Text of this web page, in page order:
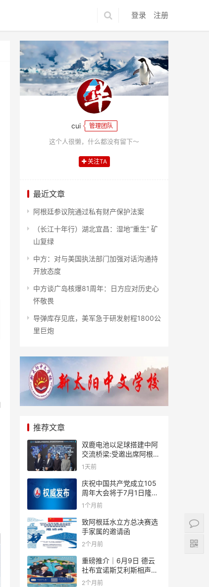
登录 注册
cui 管理团队
这个人很懒，什么都没有留下～
关注TA
最近文章
阿根廷参议院通过私有财产保护法案
（长江十年行）湖北宜昌：湿地“重生” 矿
山复绿
中方：对与美国执法部门加强对话沟通持
开放态度
中方谈广岛核爆81周年：日方应对历史心
怀敬畏
导弹库存见底，美军急于研发射程1800公
里巨炮
推荐文章
双鹿电池以足球搭建中阿
交流桥梁:受邀出席阿根廷
足协赞助商招待会！
1天前
庆祝中国共产党成立105
周年大会将于7月1日隆重
举行
1个月前
致阿根廷水立方总决赛选
手家属的邀请函
2个月前
重磅推介｜6月9日 德云
社布宜诺斯艾利斯相声专
场！国风曲艺邂逅南美风
2个月前